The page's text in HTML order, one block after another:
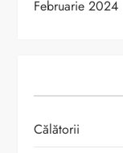
Februarie 2024
Călătorii